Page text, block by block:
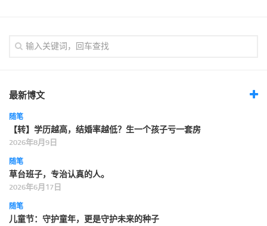
最新博文
随笔
【转】学历越高，结婚率越低？生一个孩子亏一套房
2026年8月9日
随笔
草台班子，专治认真的人。
2026年6月17日
随笔
儿童节：守护童年，更是守护未来的种子